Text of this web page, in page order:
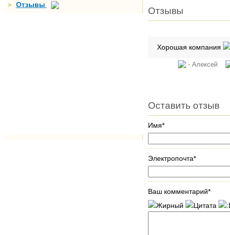
► Отзывы
Отзывы
Хорошая компания
- Алексей
Оставить отзыв
Имя*
Электропочта*
Ваш комментарий*